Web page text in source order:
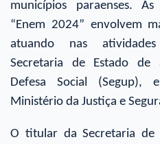
municípios paraenses.
“Enem 2024” envolvem
atuando nas
Secretaria de Estado de
Defesa Social
Ministério da Justiça e
O titular da Secretaria de